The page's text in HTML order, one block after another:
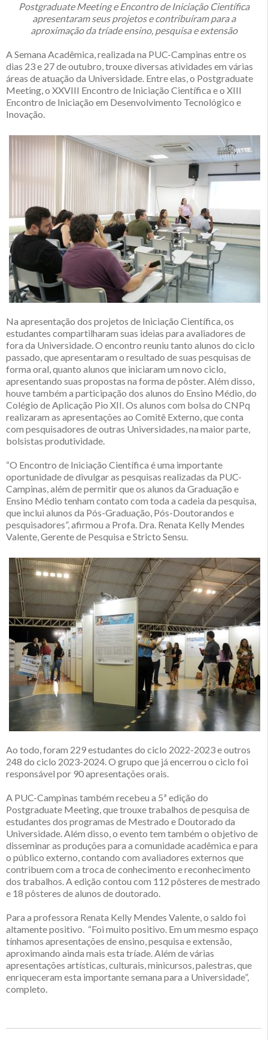
Postgraduate Meeting e Encontro de Iniciação Científica
apresentaram seus projetos e contribuíram para a
aproximação da tríade ensino, pesquisa e extensão
A Semana Acadêmica, realizada na PUC-Campinas entre os
dias 23 e 27 de outubro, trouxe diversas atividades em várias
áreas de atuação da Universidade. Entre elas, o Postgraduate
Meeting, o XXVIII Encontro de Iniciação Científica e o XIII
Encontro de Iniciação em Desenvolvimento Tecnológico e
Inovação.
Na apresentação dos projetos de Iniciação Científica, os
estudantes compartilharam suas ideias para avaliadores de
fora da Universidade. O encontro reuniu tanto alunos do ciclo
passado, que apresentaram o resultado de suas pesquisas de
forma oral, quanto alunos que iniciaram um novo ciclo,
apresentando suas propostas na forma de pôster. Além disso,
houve também a participação dos alunos do Ensino Médio, do
Colégio de Aplicação Pio XII. Os alunos com bolsa do CNPq
realizaram as apresentações ao Comitê Externo, que conta
com pesquisadores de outras Universidades, na maior parte,
bolsistas produtividade.
“O Encontro de Iniciação Científica é uma importante
oportunidade de divulgar as pesquisas realizadas da PUC-
Campinas, além de permitir que os alunos da Graduação e
Ensino Médio tenham contato com toda a cadeia da pesquisa,
que inclui alunos da Pós-Graduação, Pós-Doutorandos e
pesquisadores”, afirmou a Profa. Dra. Renata Kelly Mendes
Valente, Gerente de Pesquisa e Stricto Sensu.
Ao todo, foram 229 estudantes do ciclo 2022-2023 e outros
248 do ciclo 2023-2024. O grupo que já encerrou o ciclo foi
responsável por 90 apresentações orais.
A PUC-Campinas também recebeu a 5ª edição do
Postgraduate Meeting, que trouxe trabalhos de pesquisa de
estudantes dos programas de Mestrado e Doutorado da
Universidade. Além disso, o evento tem também o objetivo de
disseminar as produções para a comunidade acadêmica e para
o público externo, contando com avaliadores externos que
contribuem com a troca de conhecimento e reconhecimento
dos trabalhos. A edição contou com 112 pôsteres de mestrado
e 18 pôsteres de alunos de doutorado.
Para a professora Renata Kelly Mendes Valente, o saldo foi
altamente positivo. “Foi muito positivo. Em um mesmo espaço
tínhamos apresentações de ensino, pesquisa e extensão,
aproximando ainda mais esta tríade. Além de várias
apresentações artísticas, culturais, minicursos, palestras, que
enriqueceram esta importante semana para a Universidade”,
completo.